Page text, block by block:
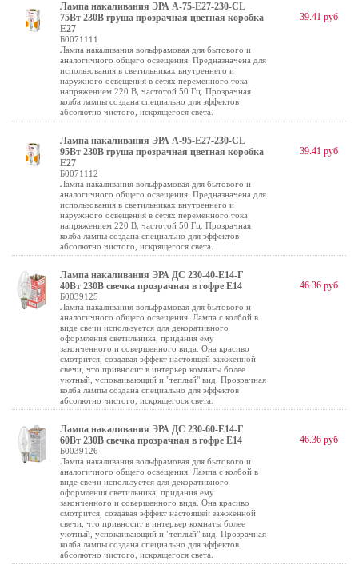
Лампа накаливания ЭРА A-75-E27-230-CL
75Вт 230В груша прозрачная цветная коробка
Е27
Б0071111
Лампа накаливания вольфрамовая для бытового и
аналогичного общего освещения. Предназначена для
использования в светильниках внутреннего и
наружного освещения в сетях переменного тока
напряжением 220 В, частотой 50 Гц. Прозрачная
колба лампы создана специально для эффектов
абсолютно чистого, искрящегося света.
39.41 руб
Лампа накаливания ЭРА A-95-E27-230-CL
95Вт 230В груша прозрачная цветная коробка
Е27
Б0071112
Лампа накаливания вольфрамовая для бытового и
аналогичного общего освещения. Предназначена для
использования в светильниках внутреннего и
наружного освещения в сетях переменного тока
напряжением 220 В, частотой 50 Гц. Прозрачная
колба лампы создана специально для эффектов
абсолютно чистого, искрящегося света.
39.41 руб
Лампа накаливания ЭРА ДС 230-40-E14-Г
40Вт 230В свечка прозрачная в гофре E14
Б0039125
Лампа накаливания вольфрамовая для бытового и
аналогичного общего освещения. Лампа с колбой в
виде свечи используется для декоративного
оформления светильника, придания ему
законченного и совершенного вида. Она красиво
смотрится, создавая эффект настоящей зажженной
свечи, что привносит в интерьер комнаты более
уютный, успокаивающий и "теплый" вид. Прозрачная
колба лампы создана специально для эффектов
абсолютно чистого, искрящегося света.
46.36 руб
Лампа накаливания ЭРА ДС 230-60-E14-Г
60Вт 230В свечка прозрачная в гофре E14
Б0039126
Лампа накаливания вольфрамовая для бытового и
аналогичного общего освещения. Лампа с колбой в
виде свечи используется для декоративного
оформления светильника, придания ему
законченного и совершенного вида. Она красиво
смотрится, создавая эффект настоящей зажженной
свечи, что привносит в интерьер комнаты более
уютный, успокаивающий и "теплый" вид. Прозрачная
колба лампы создана специально для эффектов
абсолютно чистого, искрящегося света.
46.36 руб